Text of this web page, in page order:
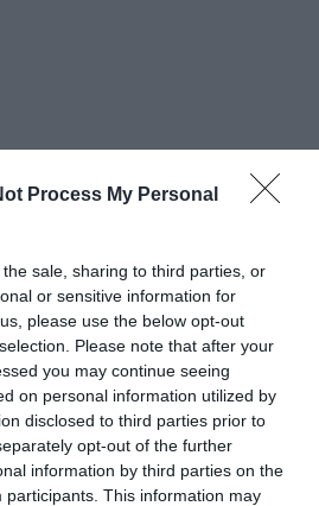
Process My Personal
sale, sharing to third parties, or
or sensitive information for
please use the below opt-out
Please note that after your
you may continue seeing
on personal information utilized by
disclosed to third parties prior to
opt-out of the further
information by third parties on the
participants. This information may
ELŐZŐ CIKK